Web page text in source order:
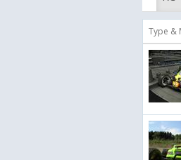
Type &